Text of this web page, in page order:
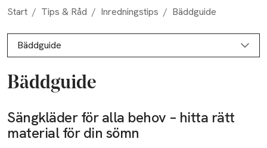
Start / Tips & Råd / Inredningstips / Bäddguide
Bäddguide
Inredningstips
Matta under säng
Bädda sängen snyggt
Bäddguide
Sängkläder för alla behov – hitta rätt
material för din sömn